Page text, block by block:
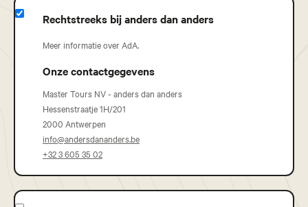
Rechtstreeks bij anders dan anders
Meer informatie over AdA.
Onze contactgegevens
Master Tours NV - anders dan anders
Hessenstraatje 1H/201
2000 Antwerpen
info@andersdananders.be
+32 3 605 35 02